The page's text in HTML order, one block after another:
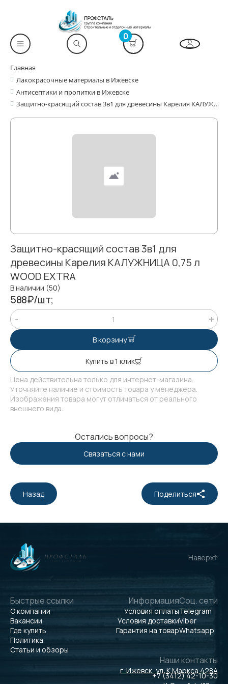
0
Главная
Лакокрасочные материалы в Ижевске
Антисептики и пропитки в Ижевске
Защитно-красящий состав 3в1 для древесины Карелия КАЛУЖНИЦА 0,75 л WOOD EXTRA
Защитно-красящий состав 3в1 для
древесины Карелия КАЛУЖНИЦА 0,75 л
WOOD EXTRA
В наличии (50)
588₽/шт;
В корзину
Купить в 1 клик
Цена действительна только для интернет-магазина.
Уточняйте наличие и стоимость товара у менеджера.
Изображения товара могут отличаться от реального
внешнего вида.
Остались вопросы?
Связаться с нами
Назад Поделиться
Наверх
Быстрые ссылки
О компании
Вакансии
Где купить
Политика
Статьи и обзоры
Информация
Условия оплаты
Условия доставки
Гарантия на товар
Соц. сети
Telegram
Viber
Whatsapp
Наши контакты
г. Ижевск, ул. К.Маркса 428А
+7 (3412) 42-10-30